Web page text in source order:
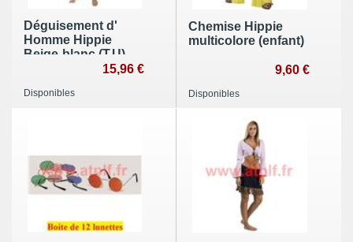
Déguisement d'
Homme Hippie
Beige-blanc (T.U)
15,96 €
Disponibles
Chemise Hippie
multicolore (enfant)
9,60 €
Disponibles